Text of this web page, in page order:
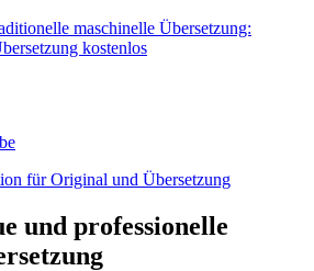
maschinelle Übersetzung:
kostenlos
für Original und Übersetzung
und professionelle